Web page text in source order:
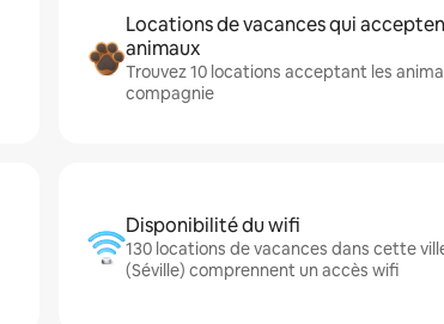
Locations de vacances qui
animaux
Trouvez 10 locations acceptant les
compagnie
Disponibilité du wifi
130 locations de vacances dans cette
(Séville) comprennent un accès wifi